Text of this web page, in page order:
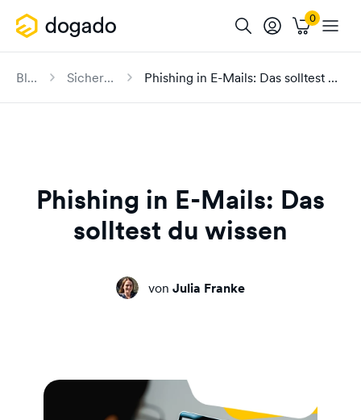
Blog Sicherheit Phishing in E-Mails: Das solltest du wissen
Phishing in E-Mails: Das
solltest du wissen
von Julia Franke